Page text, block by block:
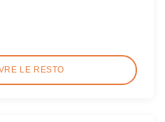
LE RESTO